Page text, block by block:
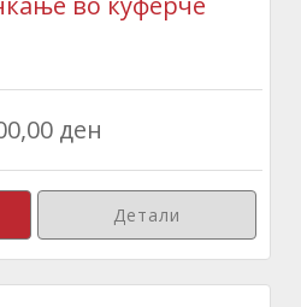
ден
Детали